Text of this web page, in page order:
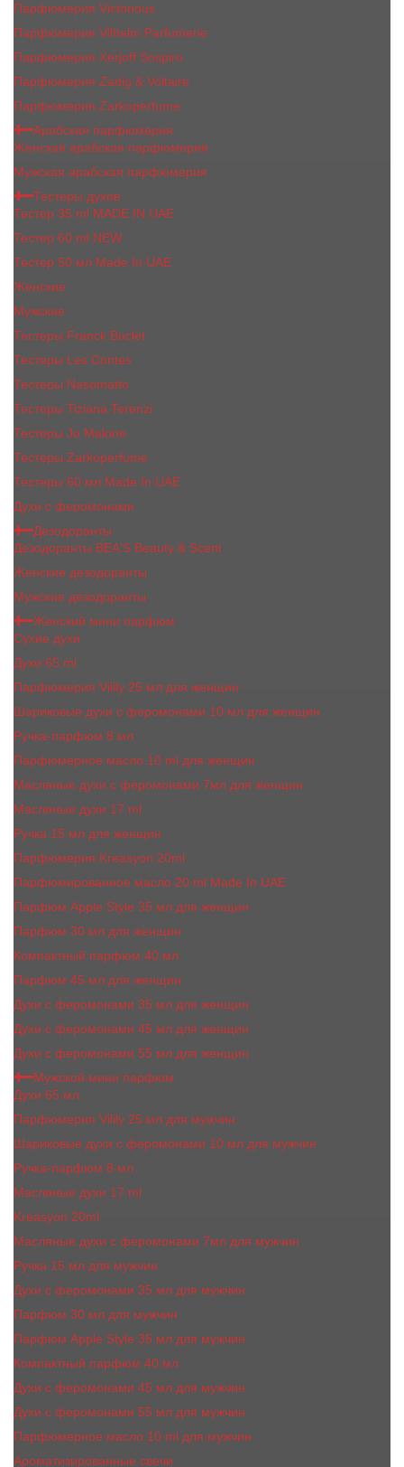
Парфюмерия Victorious
Парфюмерия Vilhelm Parfumerie
Парфюмерия Xerjoff Sospiro
Парфюмерия Zadig & Voltaire
Парфюмерия Zarkoperfume
Арабская парфюмерия
Женская арабская парфюмерия
Мужская арабская парфюмерия
Тестеры духов
Тестер 35 ml MADE IN UAE
Тестер 60 ml NEW
Тестер 50 мл Made In UAE
Женские
Мужские
Тестеры Franck Boclet
Тестеры Les Contes
Тестеры Nasomatto
Тестеры Tiziana Terenzi
Тестеры Jо Malоnе
Тестеры Zarkoperfume
Тестеры 60 мл Made In UAE
Духи с феромонами
Дезодоранты
Дезодоранты BEA'S Beauty & Scent
Женские дезодоранты
Мужские дезодоранты
Женский мини парфюм
Сухие духи
Духи 65 ml
Парфюмерия Vilily 25 мл для женщин
Шариковые духи с феромонами 10 мл для женщин
Ручка-парфюм 8 мл
Парфюмерное масло 10 ml для женщин
Масляные духи c феромонами 7мл для женщин
Масляные духи 17 ml
Ручка 15 мл для женщин
Парфюмерия Kreasyon 20ml
Парфюмированное масло 20 ml Made In UAE
Парфюм Apple Style 35 мл для женщин
Парфюм 30 мл для женщин
Компактный парфюм 40 мл
Парфюм 45 мл для женщин
Духи с феромонами 35 мл для женщин
Духи с феромонами 45 мл для женщин
Духи с феромонами 55 мл для женщин
Мужской мини парфюм
Духи 65 мл
Парфюмерия Vilily 25 мл для мужчин
Шариковые духи с феромонами 10 мл для мужчин
Ручка-парфюм 8 мл
Масляные духи 17 ml
Kreasyon 20ml
Масляные духи c феромонами 7мл для мужчин
Ручка 15 мл для мужчин
Духи с феромонами 35 мл для мужчин
Парфюм 30 мл для мужчин
Парфюм Apple Style 35 мл для мужчин
Компактный парфюм 40 мл
Духи с феромонами 45 мл для мужчин
Духи с феромонами 55 мл для мужчин
Парфюмерное масло 10 ml для мужчин
Ароматизированные свечи